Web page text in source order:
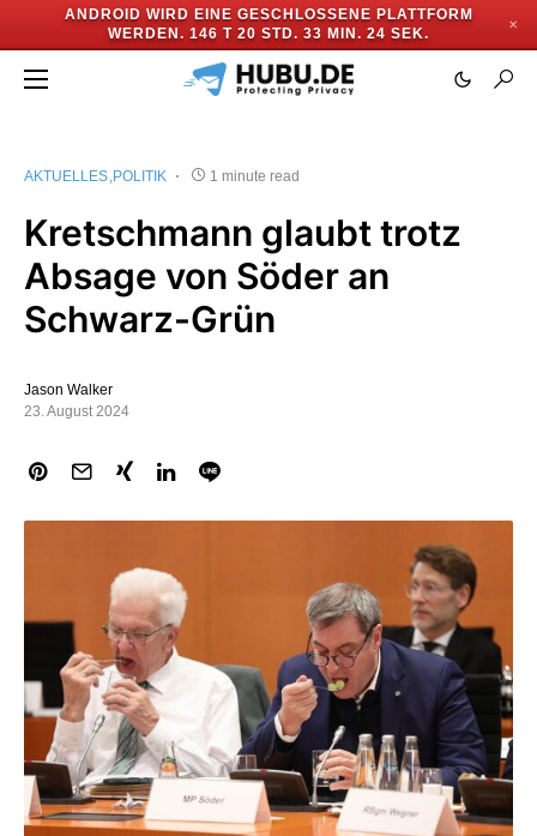
ANDROID WIRD EINE GESCHLOSSENE PLATTFORM
WERDEN. 146 T 20 STD. 33 MIN. 24 SEK.
✕
AKTUELLES POLITIK 1 minute read
Kretschmann glaubt trotz
Absage von Söder an
Schwarz-Grün
Jason Walker
23. August 2024